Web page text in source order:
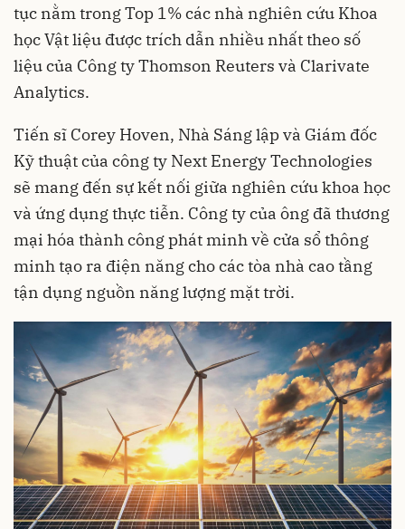
tục nằm trong Top 1% các nhà nghiên cứu Khoa
học Vật liệu được trích dẫn nhiều nhất theo số
liệu của Công ty Thomson Reuters và Clarivate
Analytics.
Tiến sĩ Corey Hoven, Nhà Sáng lập và Giám đốc
Kỹ thuật của công ty Next Energy Technologies
sẽ mang đến sự kết nối giữa nghiên cứu khoa học
và ứng dụng thực tiễn. Công ty của ông đã thương
mại hóa thành công phát minh về cửa sổ thông
minh tạo ra điện năng cho các tòa nhà cao tầng
tận dụng nguồn năng lượng mặt trời.